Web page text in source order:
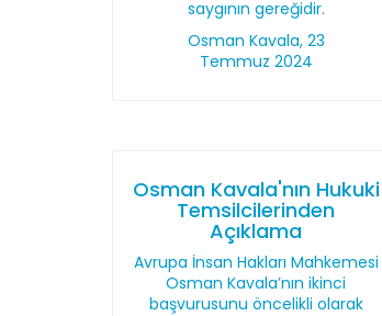
saygının gereğidir.
Osman Kavala, 23
Temmuz 2024
Osman Kavala'nın Hukuki
Temsilcilerinden
Açıklama
Avrupa İnsan Hakları Mahkemesi
Osman Kavala’nın ikinci
başvurusunu öncelikli olarak